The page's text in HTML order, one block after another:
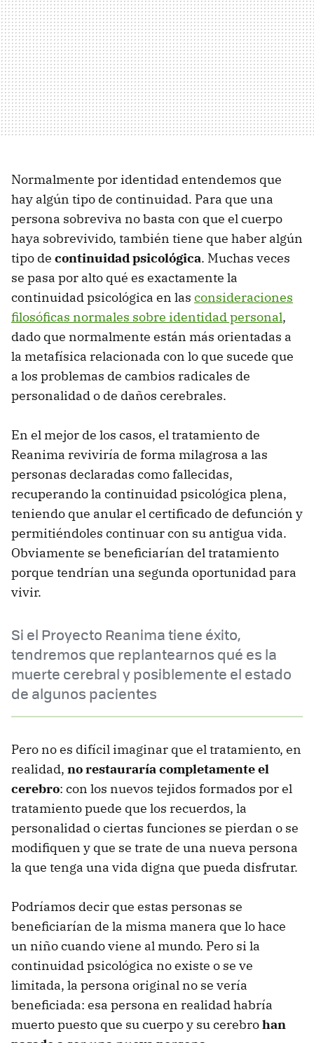
Normalmente por identidad entendemos que
hay algún tipo de continuidad. Para que una
persona sobreviva no basta con que el cuerpo
haya sobrevivido, también tiene que haber algún
tipo de continuidad psicológica. Muchas veces
se pasa por alto qué es exactamente la
continuidad psicológica en las consideraciones
filosóficas normales sobre identidad personal,
dado que normalmente están más orientadas a
la metafísica relacionada con lo que sucede que
a los problemas de cambios radicales de
personalidad o de daños cerebrales.
En el mejor de los casos, el tratamiento de
Reanima reviviría de forma milagrosa a las
personas declaradas como fallecidas,
recuperando la continuidad psicológica plena,
teniendo que anular el certificado de defunción y
permitiéndoles continuar con su antigua vida.
Obviamente se beneficiarían del tratamiento
porque tendrían una segunda oportunidad para
vivir.
Si el Proyecto Reanima tiene éxito,
tendremos que replantearnos qué es la
muerte cerebral y posiblemente el estado
de algunos pacientes
Pero no es difícil imaginar que el tratamiento, en
realidad, no restauraría completamente el
cerebro: con los nuevos tejidos formados por el
tratamiento puede que los recuerdos, la
personalidad o ciertas funciones se pierdan o se
modifiquen y que se trate de una nueva persona
la que tenga una vida digna que pueda disfrutar.
Podríamos decir que estas personas se
beneficiarían de la misma manera que lo hace
un niño cuando viene al mundo. Pero si la
continuidad psicológica no existe o se ve
limitada, la persona original no se vería
beneficiada: esa persona en realidad habría
muerto puesto que su cuerpo y su cerebrohan